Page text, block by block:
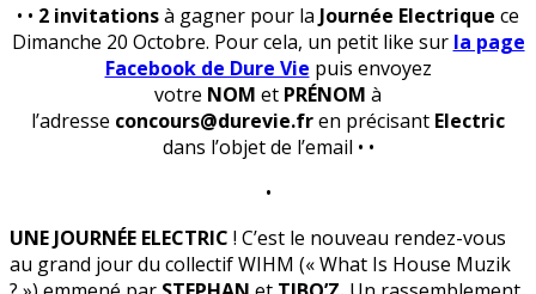
• • 2 invitationsà gagner pour la Journée Electrique ce
Dimanche 20 Octobre. Pour cela, un petit like sur la page
Facebook de Dure Vie puis envoyez
votre NOM et PRÉNOM à
l’adresse concours@durevie.fren précisant Electric
dans l’objet de l’email • •
•
UNE JOURNÉE ELECTRIC ! C’est le nouveau rendez-vous
au grand jour du collectif WIHM (« What Is House Muzik